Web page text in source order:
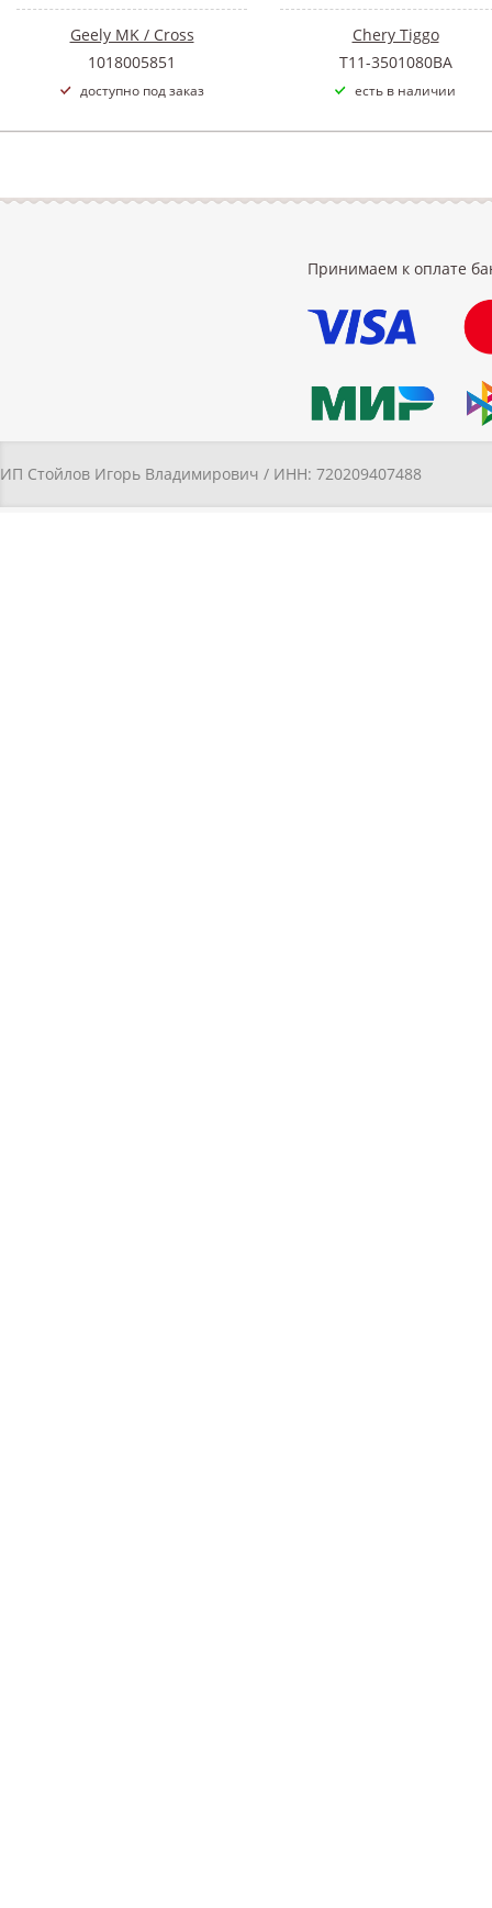
Geely MK / Cross
1018005851
доступно под заказ
Chery Tiggo
T11-3501080BA
есть в наличии
Принимаем к оплате
ИП Стойлов Игорь Владимирович / ИНН: 720209407488